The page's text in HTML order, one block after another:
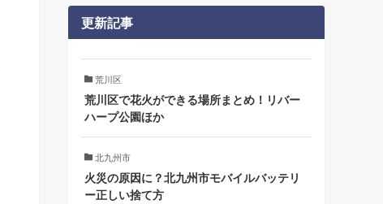
更新記事
荒川区
荒川区で花火ができる場所まとめ！リバー
ハープ公園ほか
北九州市
火災の原因に？北九州市モバイルバッテリ
ー正しい捨て方